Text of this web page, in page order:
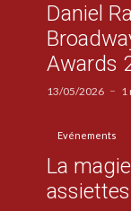
Daniel
Awards
13/05/2026 1
Evénements
La